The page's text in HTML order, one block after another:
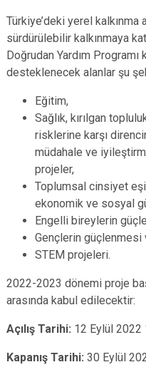
Türkiye’deki yerel
sürdürülebilir kalkınmaya
Doğrudan Yardım
desteklenecek alanlar şu
Eğitim,
Sağlık, kırılgan
risklerine karşı
müdahale ve
projeler,
Toplumsal cinsiyet
ekonomik ve sosyal
Engelli bireylerin
Gençlerin güçlenmesi
STEM projeleri.
2022-2023 dönemi proje
arasında kabul edilecektir:
Açılış Tarihi: 12 Eylül 2022
Kapanış Tarihi: 30 Eylül